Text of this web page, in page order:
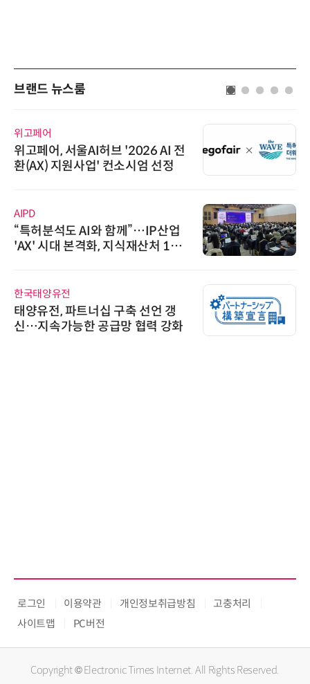
브랜드 뉴스룸
위고페어
위고페어, 서울AI허브 '2026 AI 전
환(AX) 지원사업' 컨소시엄 선정
AIPD
“특허분석도 AI와 함께”…IP산업
'AX' 시대 본격화, 지식재산처 1호
한국태양유전
태양유전, 파트너십 구축 선언 갱
신…지속가능한 공급망 협력 강화
로그인 이용약관 개인정보취급방침
고충처리
사이트맵
PC버전
Copyright © Electronic Times Internet. All Rights Reserved.